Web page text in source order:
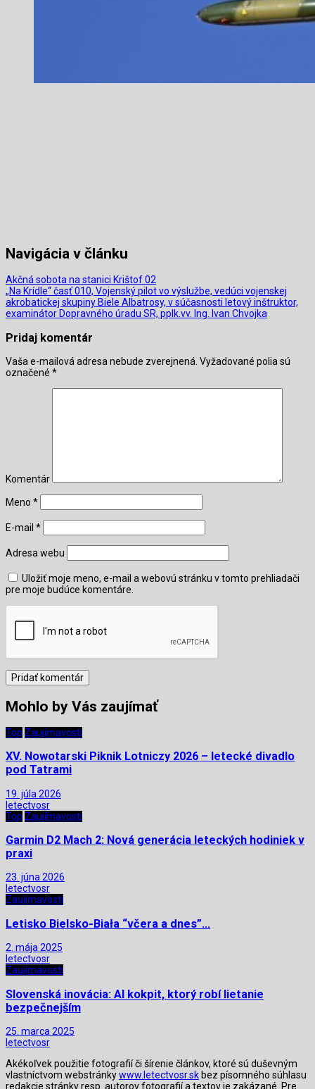
Navigácia v článku
Akčná sobota na stanici Krištof 02
„Na Krídle“ časť 010, Vojenský pilot vo výslužbe, vedúci vojenskej
akrobatickej skupiny Biele Albatrosy, v súčasnosti letový inštruktor,
examinátor Dopravného úradu SR, pplk.vv. Ing. Ivan Chvojka
Pridaj komentár
Vaša e-mailová adresa nebude zverejnená. Vyžadované polia sú
označené *
Komentár
Meno *
E-mail *
Adresa webu
Uložiť moje meno, e-mail a webovú stránku v tomto prehliadači
pre moje budúce komentáre.
Mohlo by Vás zaujímať
Top Zaujímavosti
XV. Nowotarski Piknik Lotniczy 2026 – letecké divadlo
pod Tatrami
19. júla 2026
letectvosr
Top Zaujímavosti
Garmin D2 Mach 2: Nová generácia leteckých hodiniek v
praxi
23. júna 2026
letectvosr
Zaujímavosti
Letisko Bielsko-Biała “včera a dnes”…
2. mája 2025
letectvosr
Zaujímavosti
Slovenská inovácia: AI kokpit, ktorý robí lietanie
bezpečnejším
25. marca 2025
letectvosr
Akékoľvek použitie fotografií či šírenie článkov, ktoré sú duševným
vlastníctvom webstránkywww.letectvosr.sk bez písomného súhlasu
redakcie stránky resp. autorov fotografií a textov je zakázané. Pre